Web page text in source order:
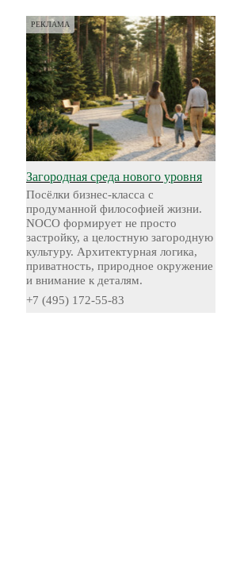
РЕКЛАМА
Загородная среда нового уровня
Посёлки бизнес-класса с
продуманной философией жизни.
NOCO формирует не просто
застройку, а целостную загородную
культуру. Архитектурная логика,
приватность, природное окружение
и внимание к деталям.
+7 (495) 172-55-83